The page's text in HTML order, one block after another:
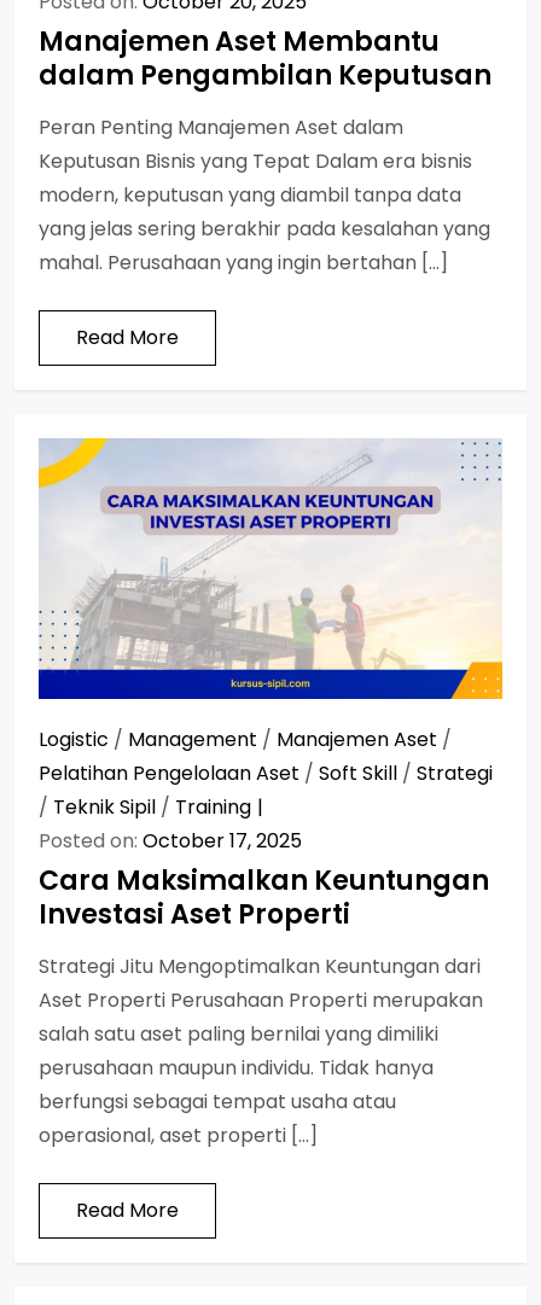
Manajemen Aset Membantu
dalam Pengambilan Keputusan
Peran Penting Manajemen Aset dalam
Keputusan Bisnis yang Tepat Dalam era bisnis
modern, keputusan yang diambil tanpa data
yang jelas sering berakhir pada kesalahan yang
mahal. Perusahaan yang ingin bertahan […]
Read More
Logistic / Management / Manajemen Aset /
Pelatihan Pengelolaan Aset / Soft Skill / Strategi
/ Teknik Sipil / Training
Posted on: October 17, 2025
Cara Maksimalkan Keuntungan
Investasi Aset Properti
Strategi Jitu Mengoptimalkan Keuntungan dari
Aset Properti Perusahaan Properti merupakan
salah satu aset paling bernilai yang dimiliki
perusahaan maupun individu. Tidak hanya
berfungsi sebagai tempat usaha atau
operasional, aset properti […]
Read More